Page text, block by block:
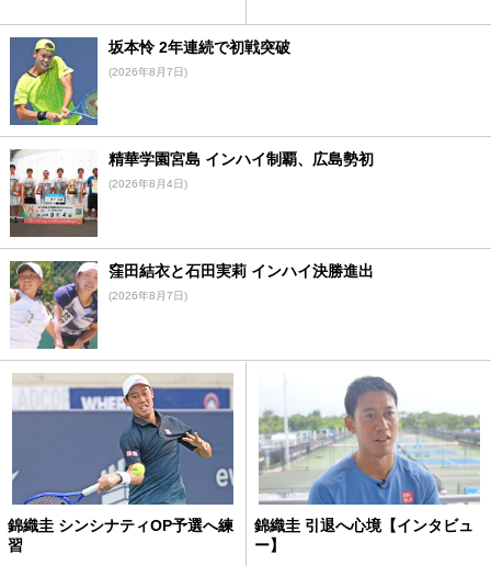
坂本怜 2年連続で初戦突破
(2026年8月7日)
精華学園宮島 インハイ制覇、広島勢初
(2026年8月4日)
窪田結衣と石田実莉 インハイ決勝進出
(2026年8月7日)
錦織圭 シンシナティOP予選へ練
習
錦織圭 引退へ心境【インタビュ
ー】